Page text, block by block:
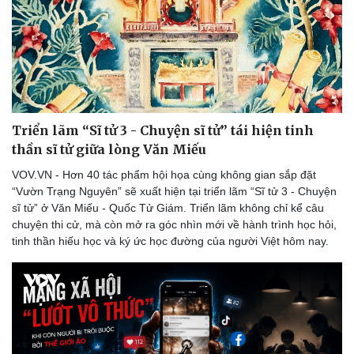
Triển lãm “Sĩ tử 3 - Chuyện sĩ tử” tái hiện tinh
thần sĩ tử giữa lòng Văn Miếu
VOV.VN - Hơn 40 tác phẩm hội họa cùng không gian sắp đặt
“Vườn Trạng Nguyên” sẽ xuất hiện tại triển lãm “Sĩ tử 3 - Chuyện
sĩ tử” ở Văn Miếu - Quốc Tử Giám. Triển lãm không chỉ kể câu
chuyện thi cử, mà còn mở ra góc nhìn mới về hành trình học hỏi,
tinh thần hiếu học và ký ức học đường của người Việt hôm nay.